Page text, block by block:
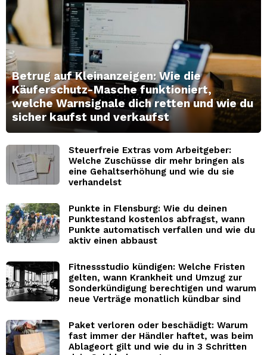
Betrug auf Kleinanzeigen: Wie die
Käuferschutz-Masche funktioniert,
welche Warnsignale dich retten und wie du
sicher kaufst und verkaufst
Steuerfreie Extras vom Arbeitgeber:
Welche Zuschüsse dir mehr bringen als
eine Gehaltserhöhung und wie du sie
verhandelst
Punkte in Flensburg: Wie du deinen
Punktestand kostenlos abfragst, wann
Punkte automatisch verfallen und wie du
aktiv einen abbaust
Fitnessstudio kündigen: Welche Fristen
gelten, wann Krankheit und Umzug zur
Sonderkündigung berechtigen und warum
neue Verträge monatlich kündbar sind
Paket verloren oder beschädigt: Warum
fast immer der Händler haftet, was beim
Ablageort gilt und wie du in 3 Schritten